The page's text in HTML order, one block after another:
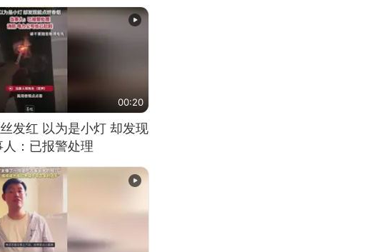
00:20
发红 以为是小灯 却发现
：已报警处理